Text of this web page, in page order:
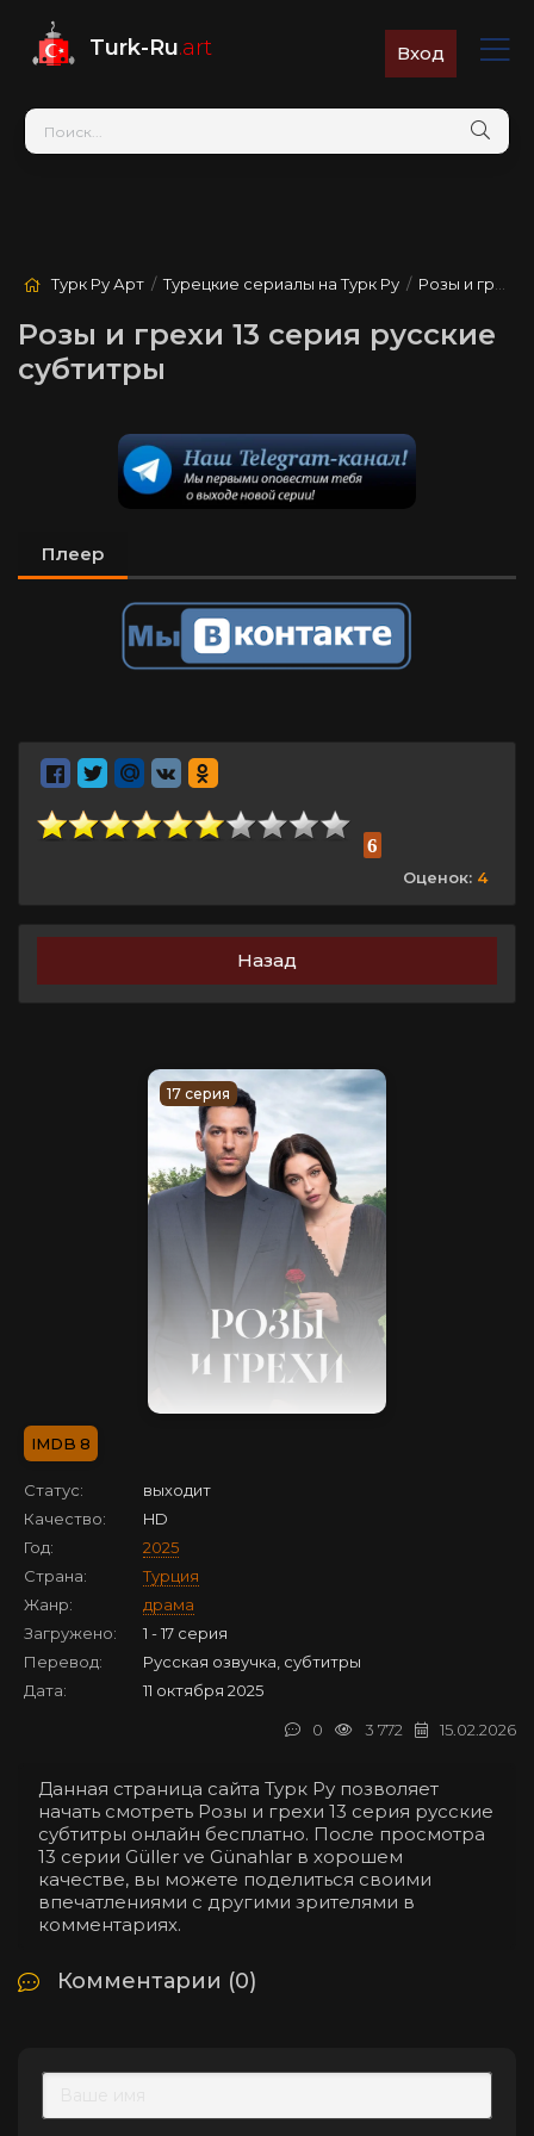
Turk-Ru.art Вход
Турк Ру Арт /Турецкие сериалы на Турк Ру / Розы и грехи
Розы и грехи 13 серия русские
субтитры
Плеер
6
Оценок: 4
Назад
17 серия
8
Статус:
выходит
Качество:
HD
Год:
2025
Страна:
Турция
Жанр:
драма
Загружено:
1 - 17 серия
Перевод:
Русская озвучка, субтитры
Дата:
11 октября 2025
15.02.2026
3 772
0
Данная страница сайта Турк Ру позволяет
начать смотреть Розы и грехи 13 серия русские
субтитры онлайн бесплатно. После просмотра
13 серии Güller ve Günahlar в хорошем
качестве, вы можете поделиться своими
впечатлениями с другими зрителями в
комментариях.
Комментарии (0)